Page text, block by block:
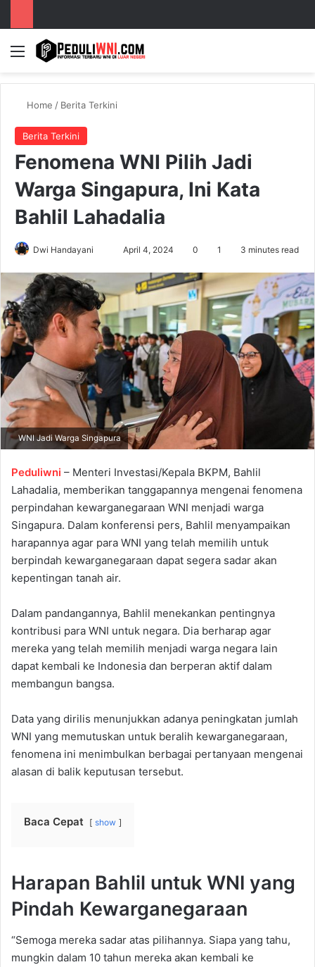
Menu
Home / Berita Terkini
Berita Terkini
Fenomena WNI Pilih Jadi
Warga Singapura, Ini Kata
Bahlil Lahadalia
Dwi Handayani
d
a
n
e
l
April 4, 2024 0 1 3 minutes read
WNI Jadi Warga Singapura
Peduliwni – Menteri Investasi/Kepala BKPM, Bahlil
Lahadalia, memberikan tanggapannya mengenai fenomena
perpindahan kewarganegaraan WNI menjadi warga
Singapura. Dalam konferensi pers, Bahlil menyampaikan
harapannya agar para WNI yang telah memilih untuk
berpindah kewarganegaraan dapat segera sadar akan
kepentingan tanah air.
Dalam pandangannya, Bahlil menekankan pentingnya
kontribusi para WNI untuk negara. Dia berharap agar
mereka yang telah memilih menjadi warga negara lain
dapat kembali ke Indonesia dan berperan aktif dalam
membangun bangsa.
Data yang dirilis menunjukkan adanya peningkatan jumlah
WNI yang memutuskan untuk beralih kewarganegaraan,
fenomena ini menimbulkan berbagai pertanyaan mengenai
alasan di balik keputusan tersebut.
Baca Cepat show
Harapan Bahlil untuk WNI yang
Pindah Kewarganegaraan
“Semoga mereka sadar atas pilihannya. Siapa yang tahu,
mungkin dalam 10 tahun mereka akan kembali ke